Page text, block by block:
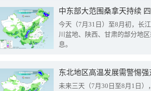
中东部大范围桑拿天持续
今天（7月31日）至8月初，长
川盆地、陕西、甘肃的部分地
息。
东北地区高温发展需警惕
未来三天（7月30日至8月1日